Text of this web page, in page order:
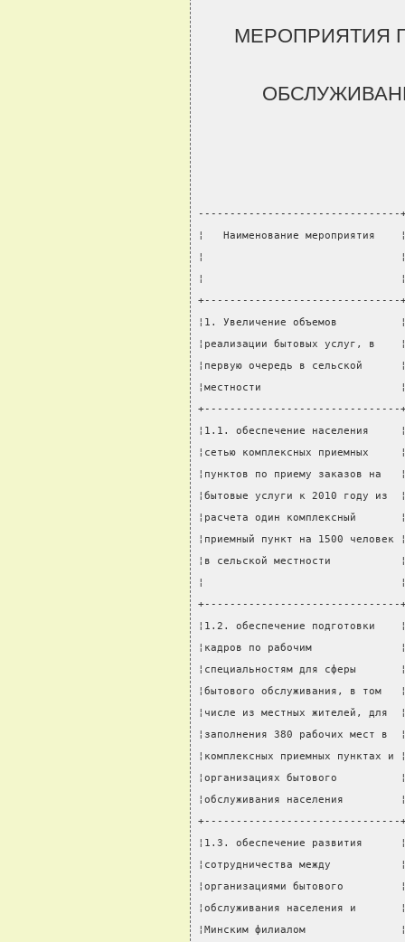
МЕРОПРИЯТИЯ
--------------------------------
¦   Наименование
¦
¦                               ¦
+-------------------------------
¦1. Увеличение объемов
¦реализации бытовых
¦первую очередь в
¦местности
+-------------------------------
¦1.1. обеспечение населения
¦сетью комплексных приемных
¦пунктов по приему
¦бытовые услуги к 2010 году
¦расчета один комплексный
¦приемный пункт на 1500
¦в сельской местности
¦                               ¦
+-------------------------------
¦1.2. обеспечение подготовки
¦кадров по рабочим
¦специальностям для сферы
¦бытового обслуживания, в
¦числе из местных жителей,
¦заполнения 380 рабочих
¦комплексных приемных
¦организациях
¦обслуживания
+-------------------------------
¦1.3. обеспечение развития
¦сотрудничества между
¦организациями бытового
¦обслуживания населения и
¦Минским филиалом